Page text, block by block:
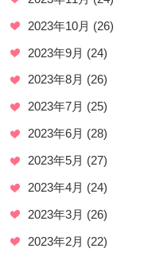
2023年10月 (26)
2023年9月 (24)
2023年8月 (26)
2023年7月 (25)
2023年6月 (28)
2023年5月 (27)
2023年4月 (24)
2023年3月 (26)
2023年2月 (22)